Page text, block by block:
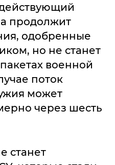
продолжит
одобренные
но не станет
военной
поток
может
через шесть
станет